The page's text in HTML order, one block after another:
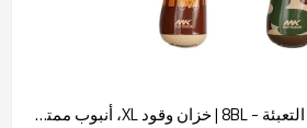
ولاعة شواء قابلة لإعادة التعبئة - 8BL | خزان وقود XL، أنبوب ممتد 220 مم، لهب مقاوم للرياح